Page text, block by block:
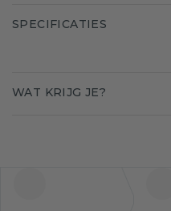
SPECIFICATIES
WAT KRIJG JE?